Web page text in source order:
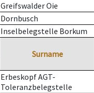
Greifswalder Oie
Dornbusch
Inselbelegstelle Borkum
Surname
Erbeskopf AGT-
Toleranzbelegstelle